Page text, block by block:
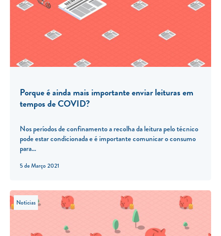
5 de Março 2021
Porque é ainda mais importante enviar leituras em
tempos de COVID?
Nos períodos de confinamento a recolha da leitura pelo técnico
pode estar condicionada e é importante comunicar o consumo
para...
Notícias